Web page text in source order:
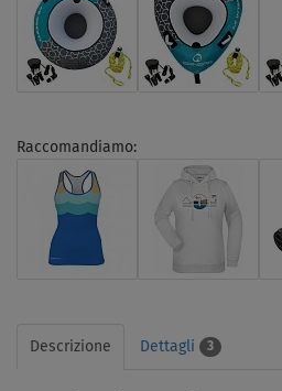
Raccomandiamo:
Descrizione Dettagli 3